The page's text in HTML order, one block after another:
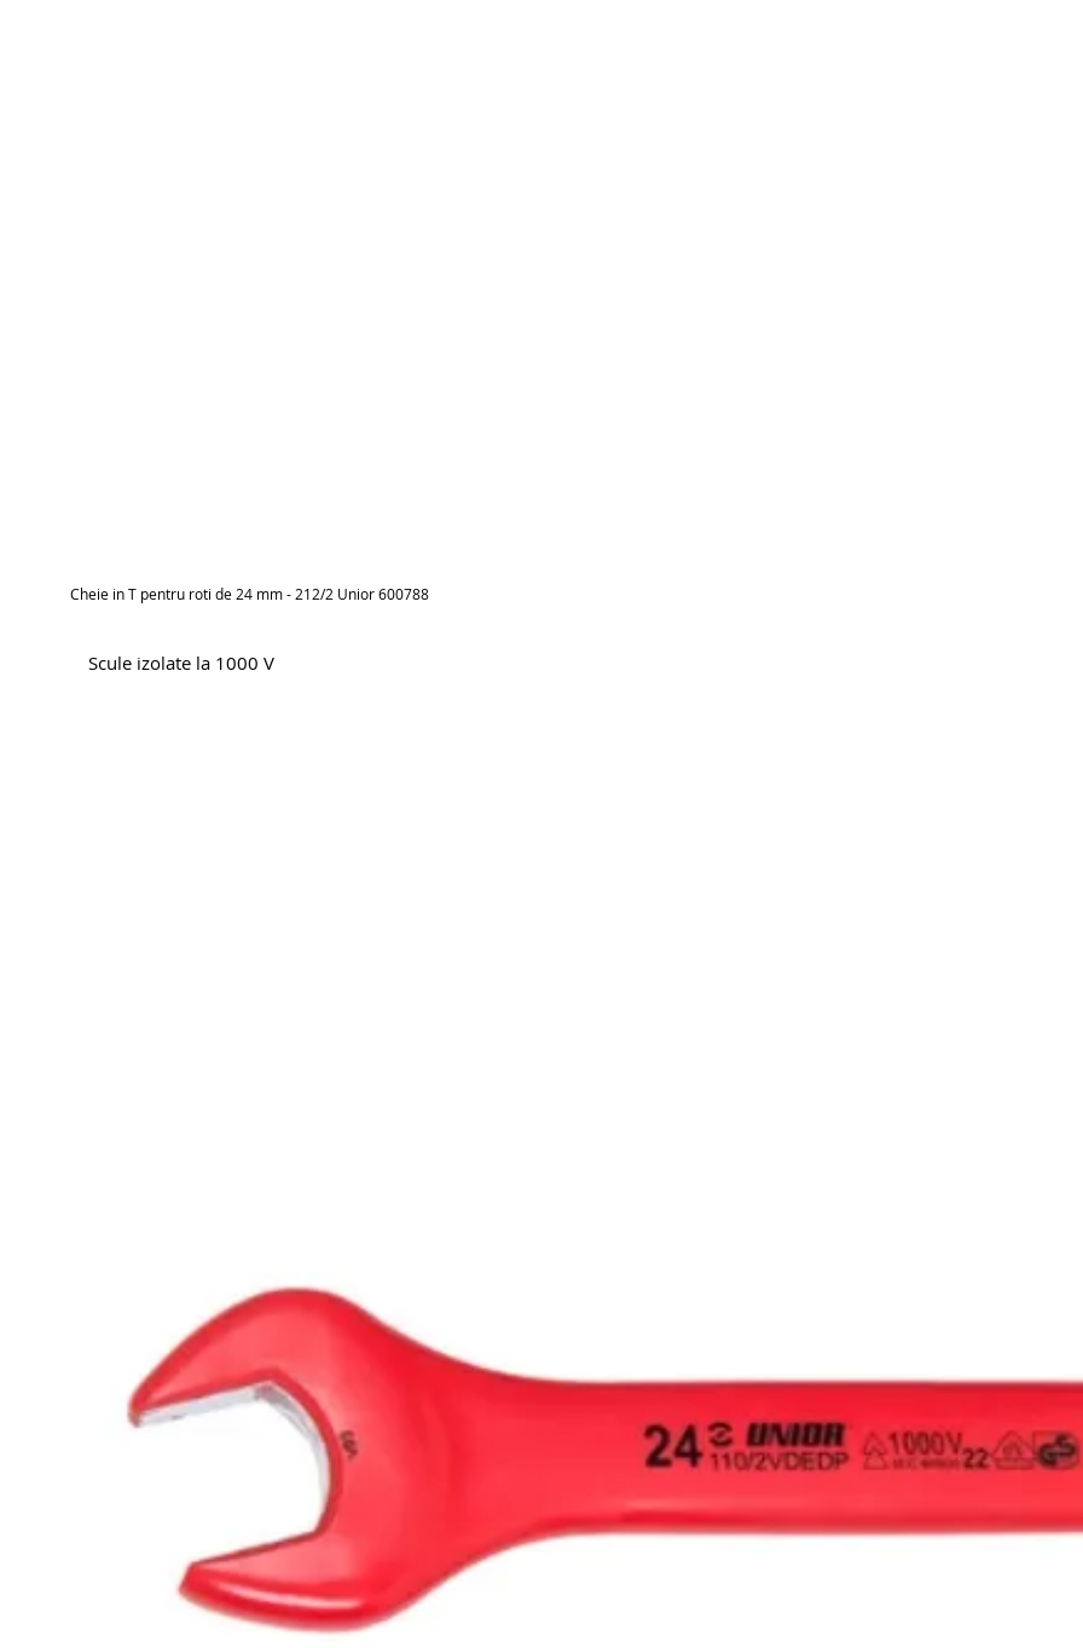
Cheie in T pentru roti de 24 mm - 212/2 Unior 600788
Scule izolate la 1000 V